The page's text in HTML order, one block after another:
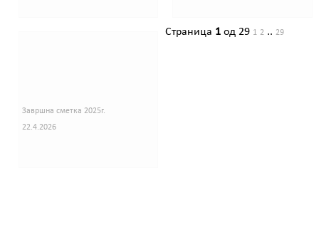
Завршна сметка 2025г.
22.4.2026
Страница 1 од 29 1 2 ..29